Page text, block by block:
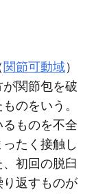
関節可動域）
関節包を破
のをいう。
ものを不全
たく接触し
初回の脱臼
返すものが